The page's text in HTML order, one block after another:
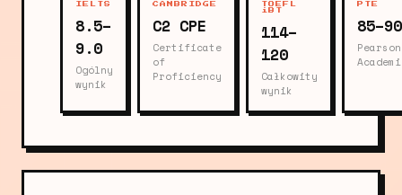
IELTS
8.5–
9.0
Ogólny
wynik
CAMBRIDGE
C2 CPE
Certificate
of
Proficiency
TOEFL
iBT
114–
120
Całkowity
wynik
PTE
85–90
Pearson